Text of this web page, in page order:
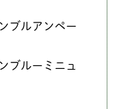
ルアンペー
ルーミニュ